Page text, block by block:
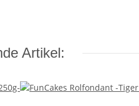
Artikel: